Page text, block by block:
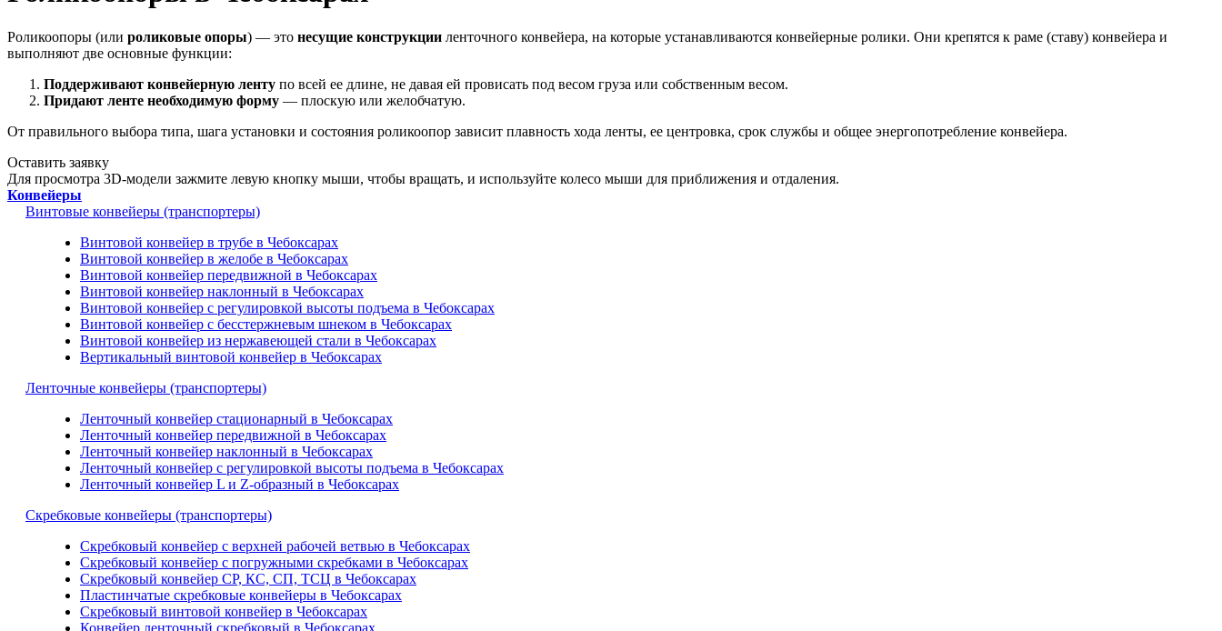
Роликоопоры (или роликовые опоры) — это несущие конструкции ленточного конвейера, на которые устанавливаются конвейерные ролики. Они крепятся к раме (ставу) конвейера и
выполняют две основные функции:
Поддерживают конвейерную ленту по всей ее длине, не давая ей провисать под весом груза или собственным весом.
Придают ленте необходимую форму — плоскую или желобчатую.
От правильного выбора типа, шага установки и состояния роликоопор зависит плавность хода ленты, ее центровка, срок службы и общее энергопотребление конвейера.
Оставить заявку
Для просмотра 3D-модели зажмите левую кнопку мыши, чтобы вращать, и используйте колесо мыши для приближения и отдаления.
Конвейеры
Винтовые конвейеры (транспортеры)
Винтовой конвейер в трубе в Чебоксарах
Винтовой конвейер в желобе в Чебоксарах
Винтовой конвейер передвижной в Чебоксарах
Винтовой конвейер наклонный в Чебоксарах
Винтовой конвейер с регулировкой высоты подъема в Чебоксарах
Винтовой конвейер с бесстержневым шнеком в Чебоксарах
Винтовой конвейер из нержавеющей стали в Чебоксарах
Вертикальный винтовой конвейер в Чебоксарах
Ленточные конвейеры (транспортеры)
Ленточный конвейер стационарный в Чебоксарах
Ленточный конвейер передвижной в Чебоксарах
Ленточный конвейер наклонный в Чебоксарах
Ленточный конвейер с регулировкой высоты подъема в Чебоксарах
Ленточный конвейер L и Z-образный в Чебоксарах
Скребковые конвейеры (транспортеры)
Скребковый конвейер с верхней рабочей ветвью в Чебоксарах
Скребковый конвейер с погружными скребками в Чебоксарах
Скребковый конвейер СР, КС, СП, ТСЦ в Чебоксарах
Пластинчатые скребковые конвейеры в Чебоксарах
Скребковый винтовой конвейер в Чебоксарах
Конвейер ленточный скребковый в Чебоксарах